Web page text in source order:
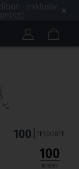
- exklusiv